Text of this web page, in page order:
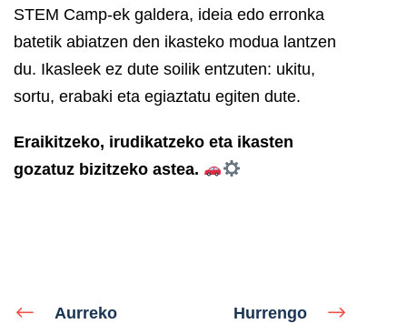
STEM Camp-ek galdera, ideia edo erronka
batetik abiatzen den ikasteko modua lantzen
du. Ikasleek ez dute soilik entzuten: ukitu,
sortu, erabaki eta egiaztatu egiten dute.
Eraikitzeko, irudikatzeko eta ikasten
gozatuz bizitzeko astea.
Aurreko
Hurrengo